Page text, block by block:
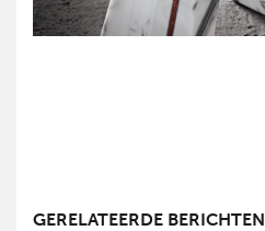
GERELATEERDE BERICHTEN